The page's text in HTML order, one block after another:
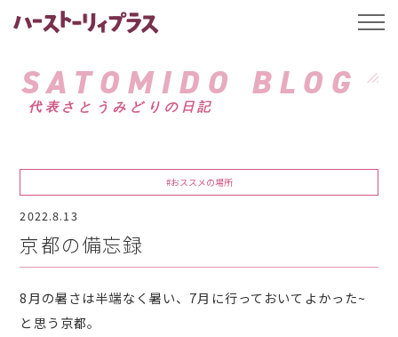
ハーストーリィプ
SATOMIDO BLOG
代表さとうみどりの日記
#おススメの場所
2022.8.13
京都の備忘録
8月の暑さは半端なく暑い、7月に行っておいてよかった~
と思う京都。
t
l
a